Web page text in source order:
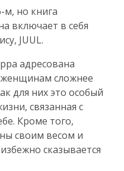
м, но книга
включает в себя
JUUL.
адресована
сложнее
для них это особый
связанная с
Кроме того,
своим весом и
сказывается